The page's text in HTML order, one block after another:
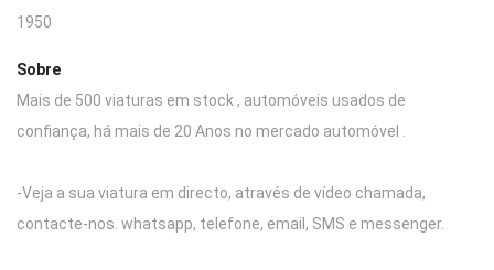
1950
Sobre
Mais de 500 viaturas em stock , automóveis usados de
confiança, há mais de 20 Anos no mercado automóvel .
-Veja a sua viatura em directo, através de vídeo chamada,
contacte-nos. whatsapp, telefone, email, SMS e messenger.